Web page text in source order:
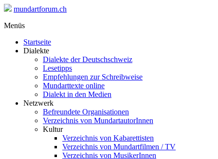
mundartforum.ch
Menüs
Startseite
Dialekte
Dialekte der Deutschschweiz
Lesetipps
Empfehlungen zur Schreibweise
Mundarttexte online
Dialekt in den Medien
Netzwerk
Befreundete Organisationen
Verzeichnis von MundartautorInnen
Kultur
Verzeichnis von Kabarettisten
Verzeichnis von Mundartfilmen / TV
Verzeichnis von MusikerInnen